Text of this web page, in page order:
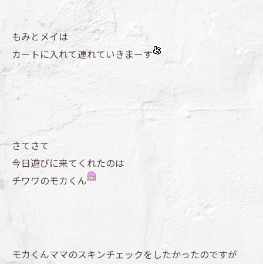
もみとメイは
カートに入れて連れていきまーす
さてさて
今日遊びに来てくれたのは
チワワのモカくん
モカくんママのスキンチェックをしたかったのですが